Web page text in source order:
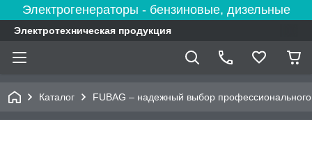
Электрогенераторы - бензиновые, дизельные
Электротехническая продукция
Каталог FUBAG – надежный выбор